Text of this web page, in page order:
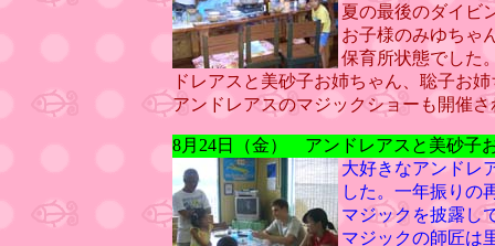
夏の最後のダイビ
お子様のみゆちゃ
保育所状態でした
ドレアスと美砂子お姉ちゃん、聡子お
アンドレアスのマジックショーも開催
8月24日（金） アンドレアスと美砂子
大好きなアンドレ
した。一年振りの
マジックを披露し
マジックの師匠は